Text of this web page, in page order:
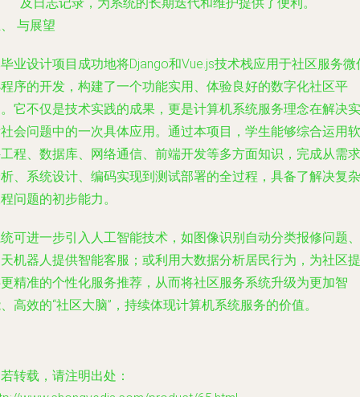
与展望
业设计项目成功地将Django和Vue.js技术栈应用于社区服务微
序的开发，构建了一个功能实用、体验良好的数字化社区平
它不仅是技术实践的成果，更是计算机系统服务理念在解决实
会问题中的一次具体应用。通过本项目，学生能够综合运用软
程、数据库、网络通信、前端开发等多方面知识，完成从需求
、系统设计、编码实现到测试部署的全过程，具备了解决复杂
问题的初步能力。
可进一步引入人工智能技术，如图像识别自动分类报修问题、
机器人提供智能客服；或利用大数据分析居民行为，为社区提
精准的个性化服务推荐，从而将社区服务系统升级为更加智
高效的“社区大脑”，持续体现计算机系统服务的价值。
转载，请注明出处：